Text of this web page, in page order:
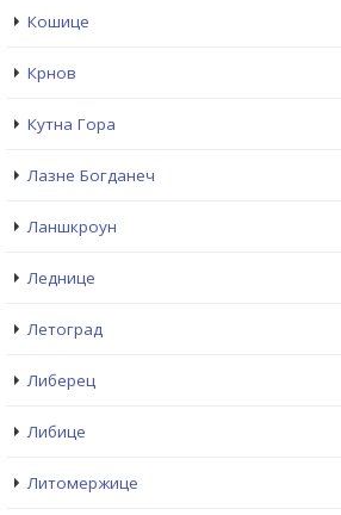
Кошице
Крнов
Кутна Гора
Лазне Богданеч
Ланшкроун
Леднице
Летоград
Либерец
Либице
Литомержице